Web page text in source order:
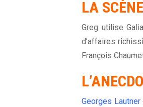
LA
Greg utilise
d’affaires
François
Georges Lautner